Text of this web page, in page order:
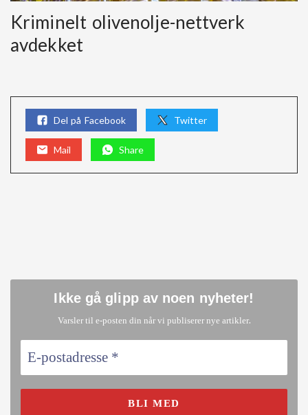
Kriminelt olivenolje-nettverk
avdekket
Del på Facebook Twitter
Mail Share
Ikke gå glipp av noen nyheter!
Varsler til e-posten din når vi publiserer nye artikler.